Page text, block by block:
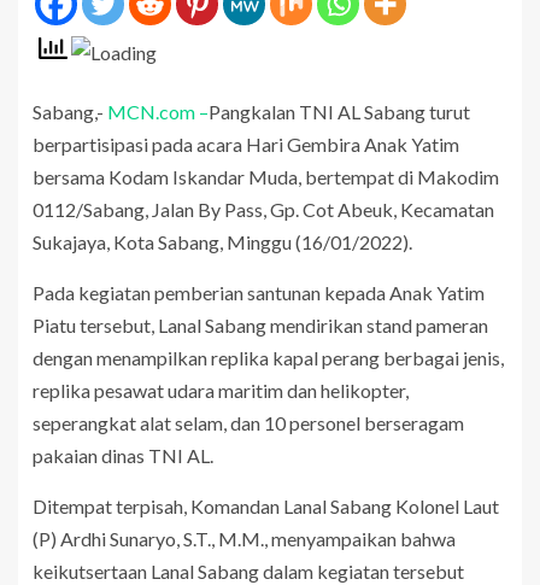
Sabang,- MCN.com –Pangkalan TNI AL Sabang turut
berpartisipasi pada acara Hari Gembira Anak Yatim
bersama Kodam Iskandar Muda, bertempat di Makodim
0112/Sabang, Jalan By Pass, Gp. Cot Abeuk, Kecamatan
Sukajaya, Kota Sabang, Minggu (16/01/2022).
Pada kegiatan pemberian santunan kepada Anak Yatim
Piatu tersebut, Lanal Sabang mendirikan stand pameran
dengan menampilkan replika kapal perang berbagai jenis,
replika pesawat udara maritim dan helikopter,
seperangkat alat selam, dan 10 personel berseragam
pakaian dinas TNI AL.
Ditempat terpisah, Komandan Lanal Sabang Kolonel Laut
(P) Ardhi Sunaryo, S.T., M.M., menyampaikan bahwa
keikutsertaan Lanal Sabang dalam kegiatan tersebut